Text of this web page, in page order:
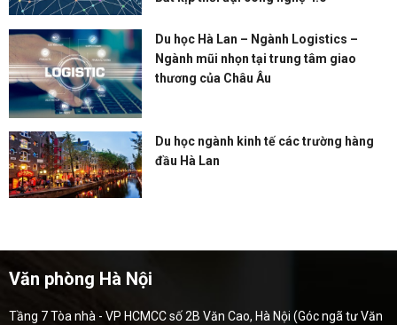
Du học Hà Lan – Ngành Logistics –
Ngành mũi nhọn tại trung tâm giao
thương của Châu Âu
Du học ngành kinh tế các trường hàng
đầu Hà Lan
Văn phòng Hà Nội
Tầng 7 Tòa nhà - VP HCMCC số 2B Văn Cao, Hà Nội (Góc ngã tư Văn